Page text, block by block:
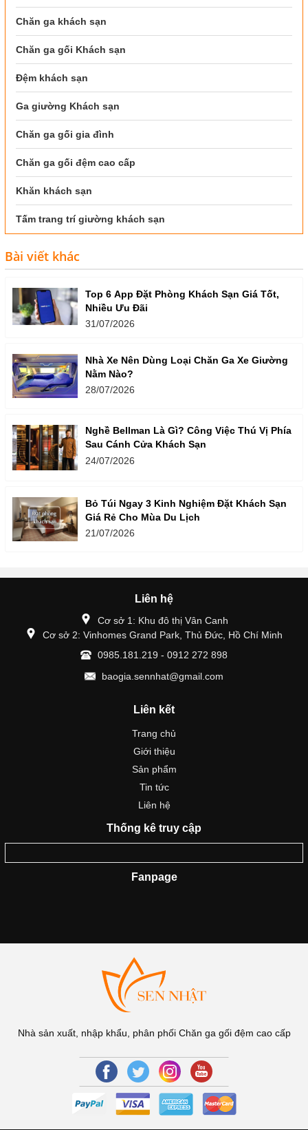
Chăn ga khách sạn
Chăn ga gối Khách sạn
Đệm khách sạn
Ga giường Khách sạn
Chăn ga gối gia đình
Chăn ga gối đệm cao cấp
Khăn khách sạn
Tấm trang trí giường khách sạn
Bài viết khác
Top 6 App Đặt Phòng Khách Sạn Giá Tốt,
Nhiều Ưu Đãi
31/07/2026
Nhà Xe Nên Dùng Loại Chăn Ga Xe Giường
Nằm Nào?
28/07/2026
Nghề Bellman Là Gì? Công Việc Thú Vị Phía
Sau Cánh Cửa Khách Sạn
24/07/2026
Bỏ Túi Ngay 3 Kinh Nghiệm Đặt Khách Sạn
Giá Rẻ Cho Mùa Du Lịch
21/07/2026
Liên hệ
Cơ sở 1: Khu đô thị Vân Canh
Cơ sở 2: Vinhomes Grand Park, Thủ Đức, Hồ Chí Minh
0985.181.219 - 0912 272 898
baogia.sennhat@gmail.com
Liên kết
Trang chủ
Giới thiệu
Sản phẩm
Tin tức
Liên hệ
Thống kê truy cập
Fanpage
Nhà sản xuất, nhập khẩu, phân phối Chăn ga gối đệm cao cấp